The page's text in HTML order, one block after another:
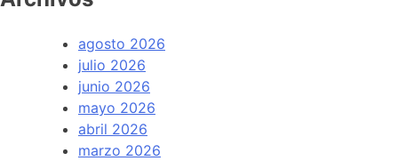
agosto 2026
julio 2026
junio 2026
mayo 2026
abril 2026
marzo 2026